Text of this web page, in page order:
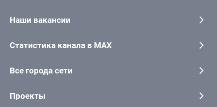
Наши вакансии
Статистика канала в MAX
Все города сети
Проекты